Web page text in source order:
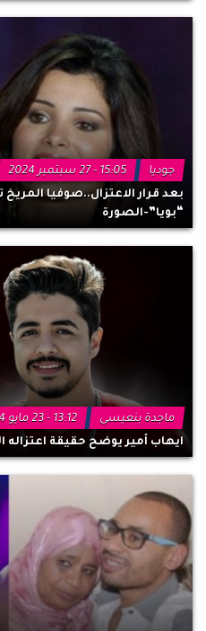
جوديا
15:05 - 27 سبتمبر 2024
بعد قرار الاعتزال..صوفيا
“بويا”-الصورة
ماجدة بنعيسى
13:12 - 23 مايو 2024
ايهاب أمير يوضح حقيقة اعتزاله